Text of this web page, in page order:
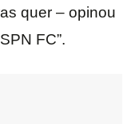
quer – opinou
FC”.